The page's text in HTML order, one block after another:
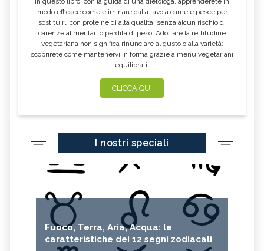
modo efficace come eliminare dalla tavola carne e pesce per
sostituirli con proteine di alta qualità, senza alcun rischio di
carenze alimentari o perdita di peso. Adottare la rettitudine
vegetariana non significa rinunciare al gusto o alla varietà:
scoprirete come mantenervi in forma grazie a menu vegetariani
equilibrati!
CLICCA QUI
I nostri speciali
Fuoco, Terra, Aria, Acqua: le
caratteristiche dei 12 segni zodiacali